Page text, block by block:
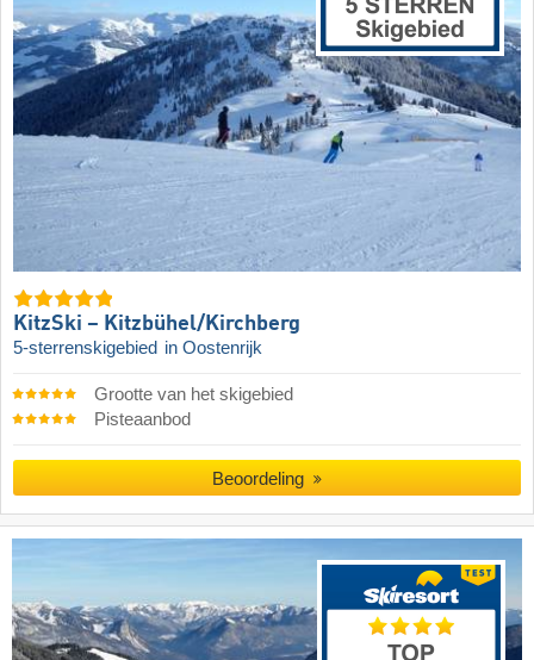
KitzSki – Kitzbühel/​Kirchberg
5-sterrenskigebied in Oostenrijk
Grootte van het skigebied
Pisteaanbod
Beoordeling